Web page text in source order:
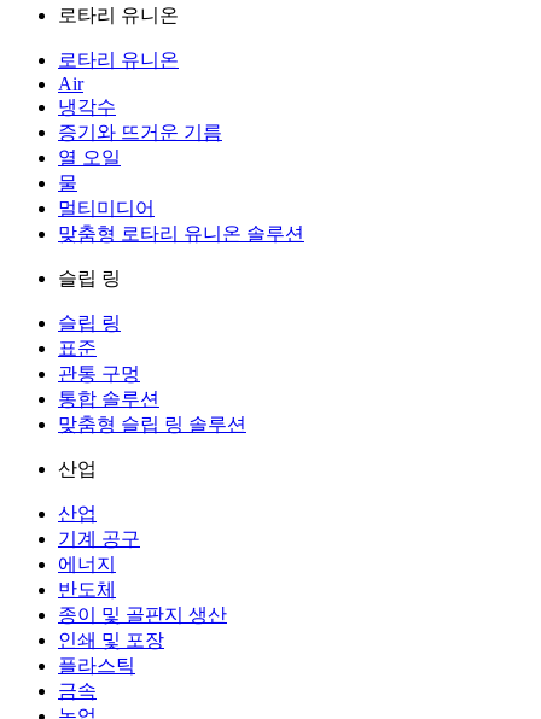
로타리 유니온
로타리 유니온
Air
냉각수
증기와 뜨거운 기름
열 오일
물
멀티미디어
맞춤형 로타리 유니온 솔루션
슬립 링
슬립 링
표준
관통 구멍
통합 솔루션
맞춤형 슬립 링 솔루션
산업
산업
기계 공구
에너지
반도체
종이 및 골판지 생산
인쇄 및 포장
플라스틱
금속